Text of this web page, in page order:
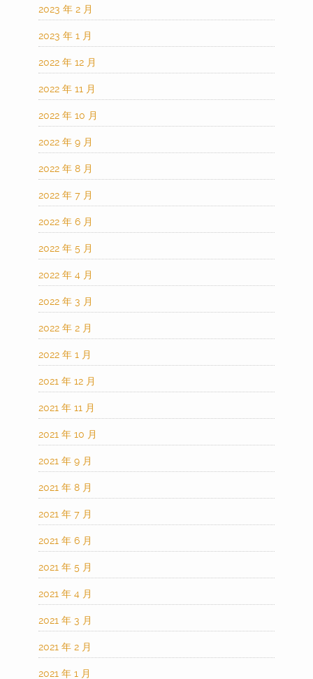
2023 年 2 月
2023 年 1 月
2022 年 12 月
2022 年 11 月
2022 年 10 月
2022 年 9 月
2022 年 8 月
2022 年 7 月
2022 年 6 月
2022 年 5 月
2022 年 4 月
2022 年 3 月
2022 年 2 月
2022 年 1 月
2021 年 12 月
2021 年 11 月
2021 年 10 月
2021 年 9 月
2021 年 8 月
2021 年 7 月
2021 年 6 月
2021 年 5 月
2021 年 4 月
2021 年 3 月
2021 年 2 月
2021 年 1 月